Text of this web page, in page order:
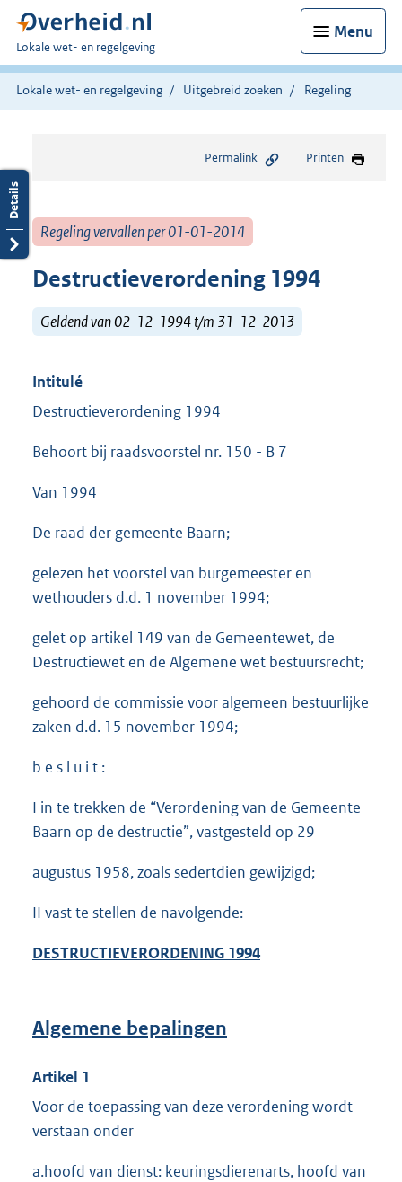
Menu
U
bent
hier:
Lokale wet- en regelgeving
Lokale wet- en regelgeving Uitgebreid zoeken Regeling
Permalink Printen
Regeling vervallen per 01-01-2014
Destructieverordening 1994
Geldend van 02-12-1994 t/m 31-12-2013
Intitulé
Destructieverordening 1994
Behoort bij raadsvoorstel nr. 150 - B 7
Van 1994
De raad der gemeente Baarn;
gelezen het voorstel van burgemeester en
wethouders d.d. 1 november 1994;
gelet op artikel 149 van de Gemeentewet, de
Destructiewet en de Algemene wet bestuursrecht;
gehoord de commissie voor algemeen bestuurlijke
zaken d.d. 15 november 1994;
b e s l u i t :
I in te trekken de “Verordening van de Gemeente
Baarn op de destructie”, vastgesteld op 29
augustus 1958, zoals sedertdien gewijzigd;
II vast te stellen de navolgende:
DESTRUCTIEVERORDENING 1994
Algemene bepalingen
Artikel 1
Voor de toepassing van deze verordening wordt
verstaan onder
a.hoofd van dienst: keuringsdierenarts, hoofd van